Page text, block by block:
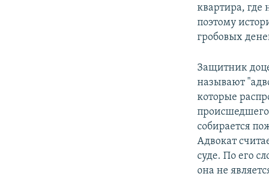
квартира, где
поэтому
гробовых
Защитник
называют
которые
происшедшего
собирается
Адвокат
суде. По его
она не